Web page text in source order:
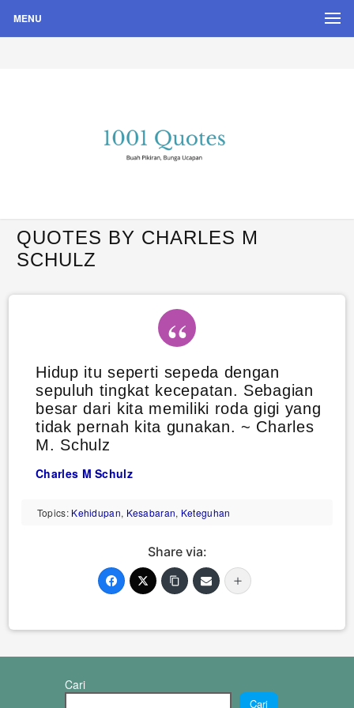
MENU
Quote Hari Puisi
QUOTES BY CHARLES M
SCHULZ
Hidup itu seperti sepeda dengan
sepuluh tingkat kecepatan. Sebagian
besar dari kita memiliki roda gigi yang
tidak pernah kita gunakan. ~ Charles
M. Schulz
Charles M Schulz
Topics: Kehidupan, Kesabaran, Keteguhan
Share via:
Cari
Cari